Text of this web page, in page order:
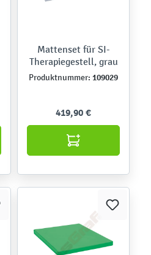
Mattenset für SI-
Therapiegestell, grau
Produktnummer: 109029
419,90 €